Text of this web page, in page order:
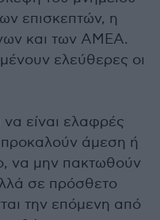
επισκεπτών, η
και των ΑΜΕΑ.
ελεύθερες οι
είναι ελαφρές
άμεση ή
να μην πακτωθούν
σε πρόσθετο
την επόμενη από